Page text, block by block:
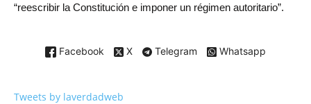
“reescribir la Constitución e imponer un régimen autoritario”.
Facebook X Telegram Whatsapp
Tweets by laverdadweb